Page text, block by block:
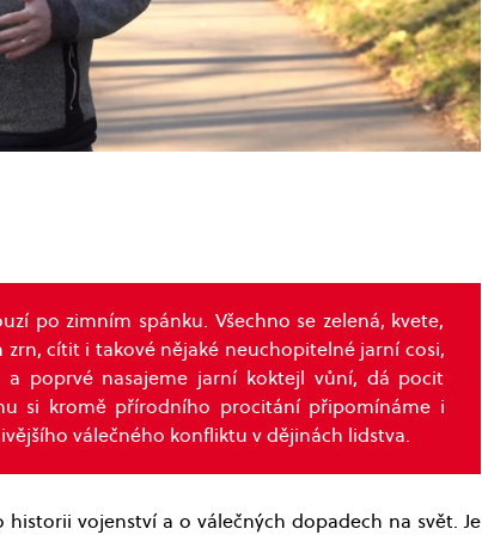
po zimním spánku. Všechno se zelená, kvete,
cítit i takové nějaké neuchopitelné jarní cosi,
poprvé nasajeme jarní koktejl vůní, dá pocit
si kromě přírodního procitání připomínáme i
válečného konfliktu v dějinách lidstva.
vojenství a o válečných dopadech na svět. Je